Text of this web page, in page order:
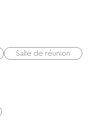
Salle de réunion